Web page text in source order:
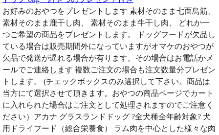
お好みのおやつをプレゼントします 素材そのまま七面鳥筋、
素材そのまま鹿干し肉、 素材そのまま牛干し肉、 どれか一
つご希望の商品をプレゼントします。 ドッグフードが欠品し
ている場合は販売期間外になっていますがオマケのおやつが
欠品で発送が遅れる場合が有ります。その場合はお電話かメ
ールでご連絡します 複数ご注文の場合も注文数量分プレゼン
トします。 (チェックボックスのみ選択して下さい。商品は
当方にて選択させて頂きます。おやつの商品ページでカート
に入れられた場合はご注文として処理されますのでご注意く
ださい）アカナ グラスランドドッグ ?全犬種全年齢対象? 犬
用ドライフード（総合栄養食） ラム肉を中心とした様々な肉